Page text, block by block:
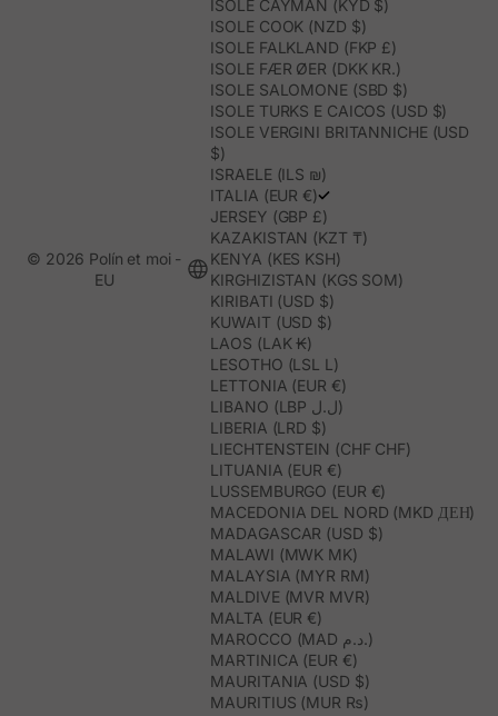
ISOLE CAYMAN (KYD $)
ISOLE COOK (NZD $)
ISOLE FALKLAND (FKP £)
ISOLE FÆR ØER (DKK KR.)
ISOLE SALOMONE (SBD $)
ISOLE TURKS E CAICOS (USD $)
ISOLE VERGINI BRITANNICHE (USD
$)
ISRAELE (ILS ₪)
ITALIA (EUR €)
JERSEY (GBP £)
KAZAKISTAN (KZT ₸)
KENYA (KES KSH)
KIRGHIZISTAN (KGS SOM)
KIRIBATI (USD $)
KUWAIT (USD $)
LAOS (LAK ₭)
LESOTHO (LSL L)
LETTONIA (EUR €)
LIBANO (LBP ل.ل)
LIBERIA (LRD $)
LIECHTENSTEIN (CHF CHF)
LITUANIA (EUR €)
LUSSEMBURGO (EUR €)
MACEDONIA DEL NORD (MKD ДЕН)
MADAGASCAR (USD $)
MALAWI (MWK MK)
MALAYSIA (MYR RM)
MALDIVE (MVR MVR)
MALTA (EUR €)
MAROCCO (MAD د.م.)
MARTINICA (EUR €)
MAURITANIA (USD $)
MAURITIUS (MUR ₨)
© 2026 Polín et moi -
EU